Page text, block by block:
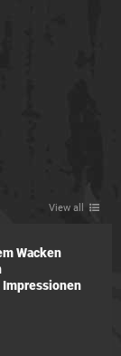
View all
Wacken
Impressionen